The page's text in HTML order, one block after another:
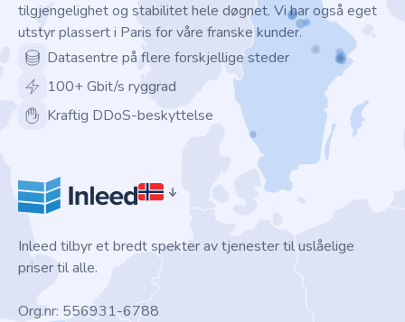
tilgjengelighet og stabilitet hele døgnet. Vi har også eget
utstyr plassert i Paris for våre franske kunder.
Datasentre på flere forskjellige steder
100+ Gbit/s ryggrad
Kraftig DDoS-beskyttelse
Inleed tilbyr et bredt spekter av tjenester til uslåelige
priser til alle.
Org.nr: 556931-6788